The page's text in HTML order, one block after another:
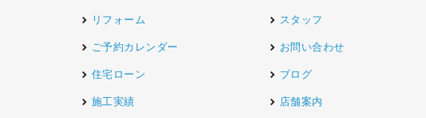
リフォーム
ご予約カレンダー
住宅ローン
施工実績
スタッフ
お問い合わせ
ブログ
店舗案内